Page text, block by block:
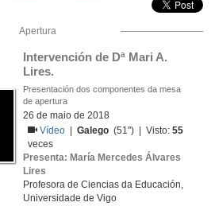
Apertura
Intervención de Dª Mari A.
Lires.
Presentación dos componentes da mesa
de apertura
26 de maio de 2018
Vídeo
|Galego (51'') | Visto:55
veces
Presenta: María Mercedes Álvares
Lires
Profesora de Ciencias da Educación,
Universidade de Vigo